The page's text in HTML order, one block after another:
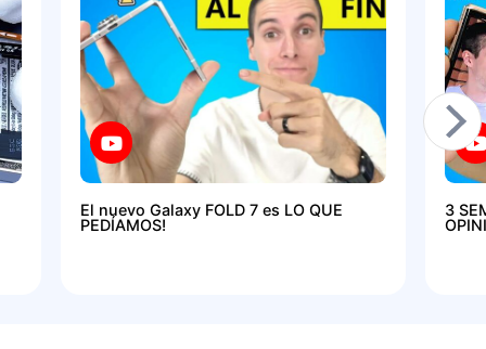
El nuevo Galaxy FOLD 7 es LO QUE
PEDÍAMOS!
3